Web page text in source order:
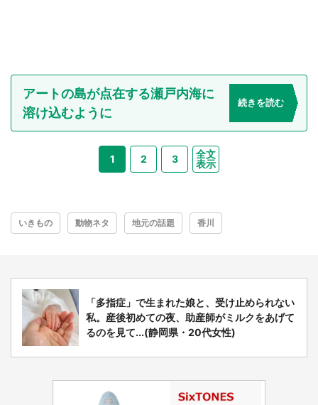
アートの島が点在する瀬戸内海に
溶け込むように
続きを読む
1 2 3
全文
表示
いきもの 動物ネタ 地元の話題 香川
「多指症」で生まれた娘と、受け止められない
私。産後初めての夜、助産師がミルクをあげて
るのを見て...(静岡県・20代女性)